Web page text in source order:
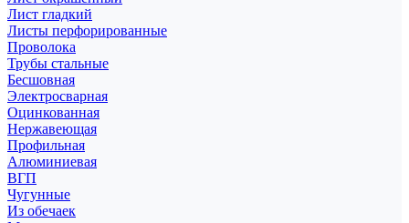
Лист гладкий
Листы перфорированные
Проволока
Трубы стальные
Бесшовная
Электросварная
Оцинкованная
Нержавеющая
Профильная
Алюминиевая
ВГП
Чугунные
Из обечаек